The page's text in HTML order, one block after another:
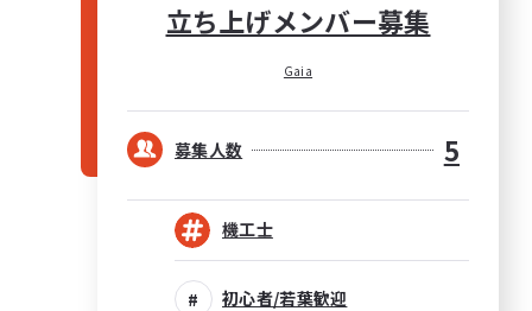
立ち上げメンバー募集
Gaia
募集人数 5
機工士
初心者/若葉歓迎